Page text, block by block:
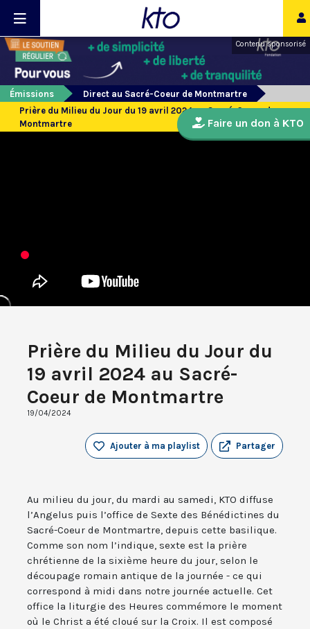
Contenu sponsorisé
Émissions
Direct au Sacré-Coeur de Montmartre
Prière du Milieu du Jour du 19 avril 2024 au Sacré-Coeur de
Montmartre
Prière du Milieu du Jour du
19 avril 2024 au Sacré-
Coeur de Montmartre
19/04/2024
Partager
Ajouter à ma playlist
Au milieu du jour, du mardi au samedi, KTO diffuse
l’Angelus puis l’office de Sexte des Bénédictines du
Sacré-Coeur de Montmartre, depuis cette basilique.
Comme son nom l’indique, sexte est la prière
chrétienne de la sixième heure du jour, selon le
découpage romain antique de la journée - ce qui
correspond à midi dans notre journée actuelle. Cet
office la liturgie des Heures commémore le moment
où le Christ a été cloué sur la Croix. Il est composé
Faire un don à KTO